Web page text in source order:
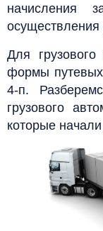
начисления
осуществления
Для
формы
4-п.
грузового
которые